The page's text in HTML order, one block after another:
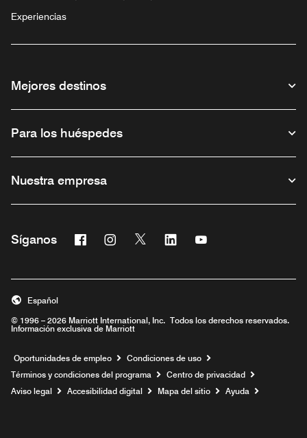
Experiencias
Mejores destinos
Para los huéspedes
Nuestra empresa
Síganos Facebook
Abre una ventana nueva
Instagram
Abre una ventana nueva
Twitter
Abre una ventana nueva
Linkedin
Abre una ventana nueva
Abre una ventana
© 1996 – 2026 Marriott International, Inc. Todos los derechos reservados.
Información exclusiva de Marriott
Español
Oportunidades de empleo Abre una ventana nueva
Condiciones de uso
Términos y condiciones del programa
Centro de privacidad
Aviso legal
Accesibilidad digital Mapa del sitio Ayuda